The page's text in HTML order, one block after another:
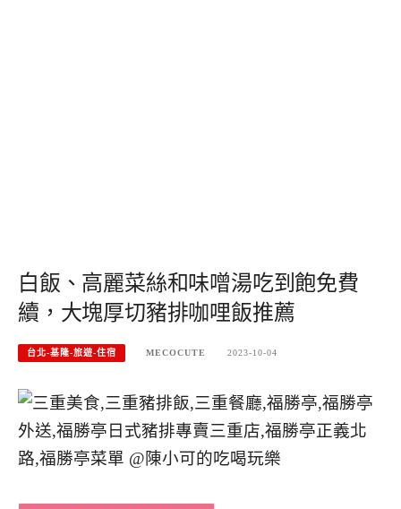
白飯、高麗菜絲和味噌湯吃到飽免費
續，大塊厚切豬排咖哩飯推薦
台北-基隆-旅遊-住宿 MECOCUTE 2023-10-04